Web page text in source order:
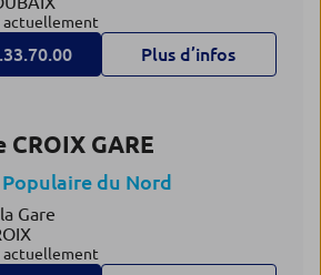
actuellement
Plus d’infos
CROIX GARE
du Nord
Gare
actuellement